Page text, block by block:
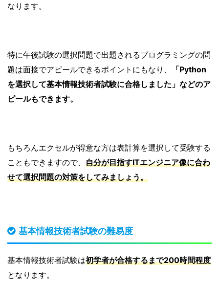
なります。
特に午後試験の選択問題で出題されるプログラミングの問
題は面接でアピールできるポイントにもなり、
「Python
を選択して基本情報技術者試験に合格しました」などのア
ピールもできます。
もちろんエクセルが得意な方は表計算を選択して受験する
こともできますので、 自分が目指すITエンジニア像に合わ
せて選択問題の対策をしてみましょう。
基本情報技術者試験の難易度
基本情報技術者試験は初学者が合格するまで200時間程度
となります。